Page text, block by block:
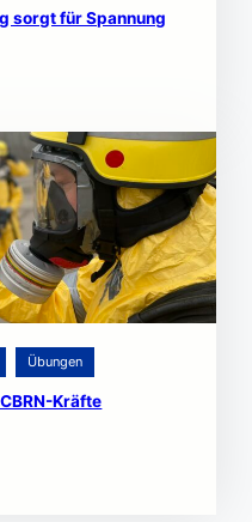
sorgt für Spannung
Übungen
Kräfte